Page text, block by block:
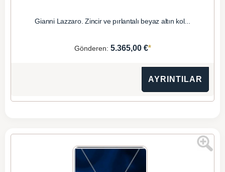
Gianni Lazzaro. Zincir ve pırlantalı beyaz altın kol...
Gönderen: 5.365,00 €*
AYRINTILAR